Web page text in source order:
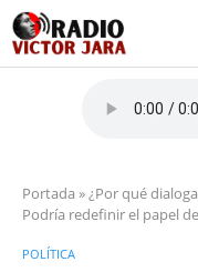
Portada »¿Por qué
Podría redefinir el papel
POLÍTICA